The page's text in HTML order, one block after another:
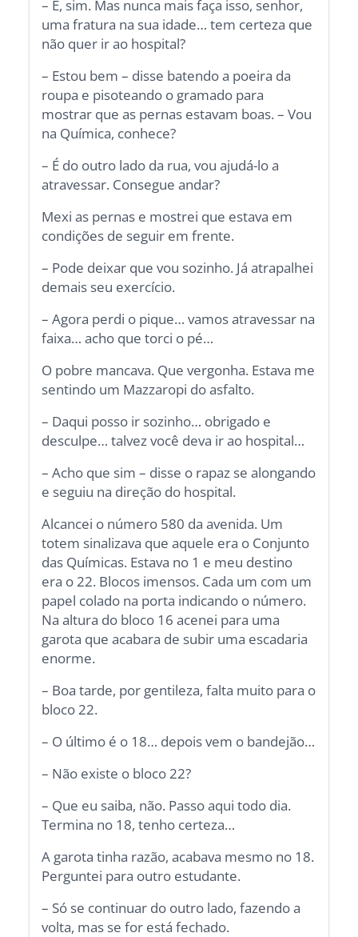
– É, sim. Mas nunca mais faça isso, senhor,
uma fratura na sua idade… tem certeza que
não quer ir ao hospital?
– Estou bem – disse batendo a poeira da
roupa e pisoteando o gramado para
mostrar que as pernas estavam boas. – Vou
na Química, conhece?
– É do outro lado da rua, vou ajudá-lo a
atravessar. Consegue andar?
Mexi as pernas e mostrei que estava em
condições de seguir em frente.
– Pode deixar que vou sozinho. Já atrapalhei
demais seu exercício.
– Agora perdi o pique… vamos atravessar na
faixa… acho que torci o pé…
O pobre mancava. Que vergonha. Estava me
sentindo um Mazzaropi do asfalto.
– Daqui posso ir sozinho… obrigado e
desculpe… talvez você deva ir ao hospital…
– Acho que sim – disse o rapaz se alongando
e seguiu na direção do hospital.
Alcancei o número 580 da avenida. Um
totem sinalizava que aquele era o Conjunto
das Químicas. Estava no 1 e meu destino
era o 22. Blocos imensos. Cada um com um
papel colado na porta indicando o número.
Na altura do bloco 16 acenei para uma
garota que acabara de subir uma escadaria
enorme.
– Boa tarde, por gentileza, falta muito para o
bloco 22.
– O último é o 18… depois vem o bandejão…
– Não existe o bloco 22?
– Que eu saiba, não. Passo aqui todo dia.
Termina no 18, tenho certeza…
A garota tinha razão, acabava mesmo no 18.
Perguntei para outro estudante.
– Só se continuar do outro lado, fazendo a
volta, mas se for está fechado.